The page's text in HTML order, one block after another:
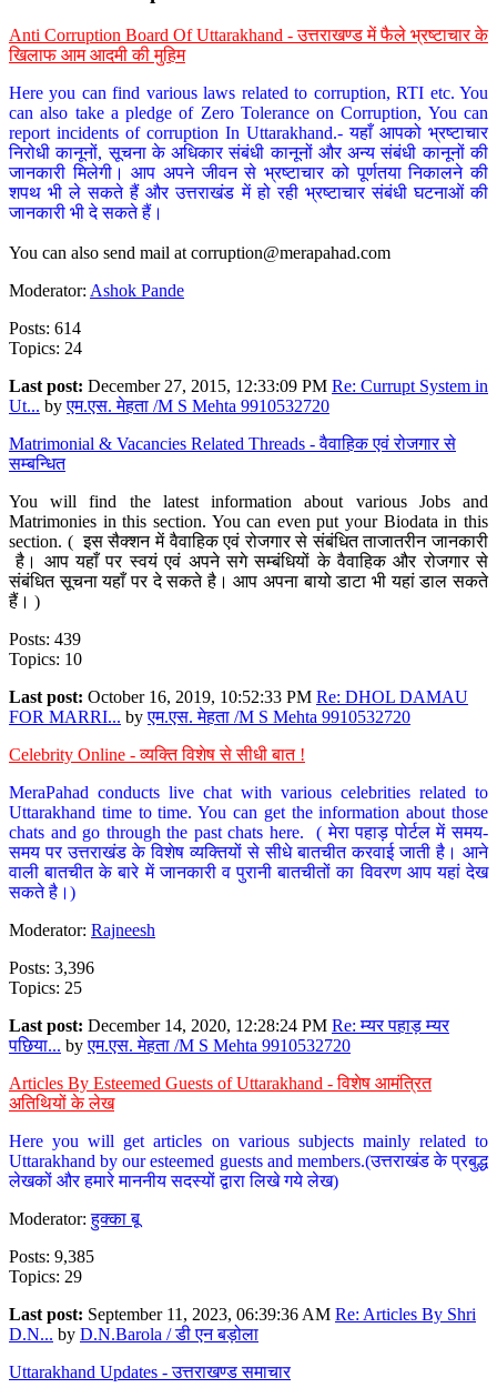
Anti Corruption Board Of Uttarakhand - उत्तराखण्ड में फैले भ्रष्टाचार के
खिलाफ आम आदमी की मुहिम
Here you can find various laws related to corruption, RTI etc. You
can also take a pledge of Zero Tolerance on Corruption, You can
report incidents of corruption In Uttarakhand.- यहाँ आपको भ्रष्टाचार
निरोधी कानूनों, सूचना के अधिकार संबंधी कानूनों और अन्य संबंधी कानूनों की
जानकारी मिलेगी। आप अपने जीवन से भ्रष्टाचार को पूर्णतया निकालने की
शपथ भी ले सकते हैं और उत्तराखंड में हो रही भ्रष्टाचार संबंधी घटनाओं की
जानकारी भी दे सकते हैं।
You can also send mail at corruption@merapahad.com
Moderator: Ashok Pande
Posts: 614
Topics: 24
Last post: December 27, 2015, 12:33:09 PM Re: Currupt System in
Ut... byएम.एस. मेहता /M S Mehta 9910532720
Matrimonial & Vacancies Related Threads - वैवाहिक एवं रोजगार से
सम्बन्धित
You will find the latest information about various Jobs and
Matrimonies in this section. You can even put your Biodata in this
section. ( इस सैक्शन में वैवाहिक एवं रोजगार से संबंधित ताजातरीन जानकारी
है। आप यहाँ पर स्वयं एवं अपने सगे सम्बंधियों के वैवाहिक और रोजगार से
संबंधित सूचना यहाँ पर दे सकते है। आप अपना बायो डाटा भी यहां डाल सकते
हैं। )
Posts: 439
Topics: 10
Last post: October 16, 2019, 10:52:33 PM Re: DHOL DAMAU
FOR MARRI... byएम.एस. मेहता /M S Mehta 9910532720
Celebrity Online - व्यक्ति विशेष से सीधी बात !
MeraPahad conducts live chat with various celebrities related to
Uttarakhand time to time. You can get the information about those
chats and go through the past chats here. ( मेरा पहाड़ पोर्टल में समय-
समय पर उत्तराखंड के विशेष व्यक्तियों से सीधे बातचीत करवाई जाती है। आने
वाली बातचीत के बारे में जानकारी व पुरानी बातचीतों का विवरण आप यहां देख
सकते है।)
Moderator: Rajneesh
Posts: 3,396
Topics: 25
Last post: December 14, 2020, 12:28:24 PM Re: म्यर पहाड़ म्यर
पछिया... byएम.एस. मेहता /M S Mehta 9910532720
Articles By Esteemed Guests of Uttarakhand - विशेष आमंत्रित
अतिथियों के लेख
Here you will get articles on various subjects mainly related to
Uttarakhand by our esteemed guests and members.(उत्तराखंड के प्रबुद्ध
लेखकों और हमारे माननीय सदस्यों द्वारा लिखे गये लेख)
Moderator:हुक्का बू
Posts: 9,385
Topics: 29
Last post: September 11, 2023, 06:39:36 AM Re: Articles By Shri
D.N... by D.N.Barola / डी एन बड़ोला
Uttarakhand Updates - उत्तराखण्ड समाचार